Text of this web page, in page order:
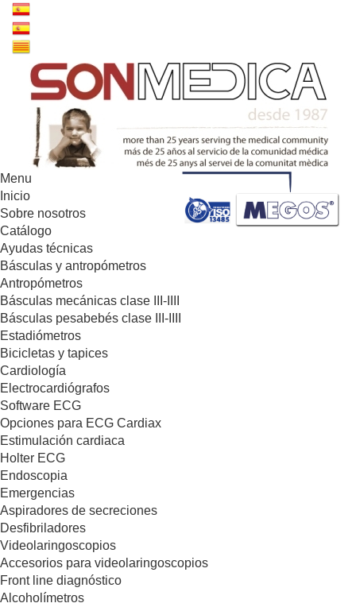
Menu
Inicio
Sobre nosotros
Catálogo
Ayudas técnicas
Básculas y antropómetros
Antropómetros
Básculas mecánicas clase III-IIII
Básculas pesabebés clase III-IIII
Estadiómetros
Bicicletas y tapices
Cardiología
Electrocardiógrafos
Software ECG
Opciones para ECG Cardiax
Estimulación cardiaca
Holter ECG
Endoscopia
Emergencias
Aspiradores de secreciones
Desfibriladores
Videolaringoscopios
Accesorios para videolaringoscopios
Front line diagnóstico
Alcoholímetros